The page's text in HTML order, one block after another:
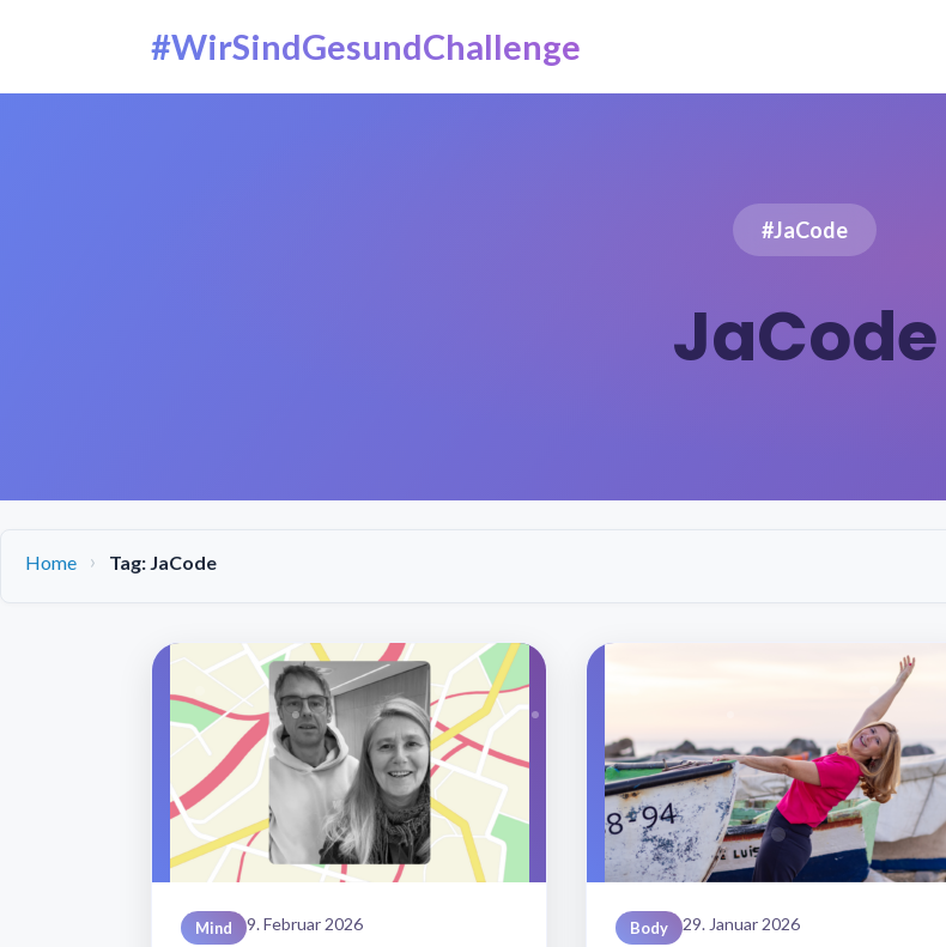
#WirSindGesundChallenge
#JaCode
JaCode
Home Tag: JaCode
Mind 9. Februar 2026 Body 29. Januar 2026